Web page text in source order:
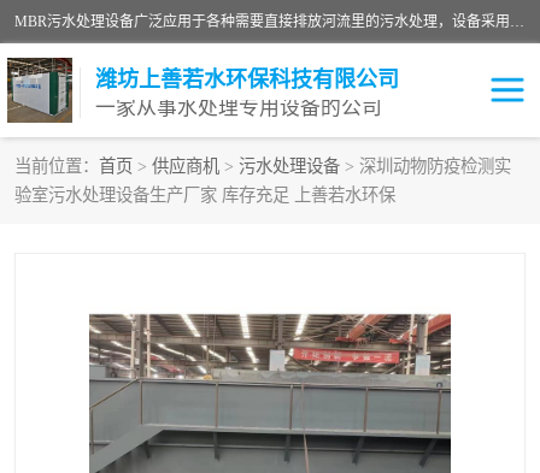
MBR污水处理设备广泛应用于各种需要直接排放河流里的污水处理，设备采用膜生物反应器（Membrane Bioreactor,简称MBR〕技术，取代了传统工艺中的二沉池，它可以*地进行固液分离，得到直接使用的稳定中水，又可在生物池内维持高浓度的微生物量，工艺剩余污泥少，极有效地去除氨氮，出水悬浮物和浊度接近于零，出水中细菌和病毒被大幅度去除，能耗低，占地面积小。
潍坊上善若水环保科技有限公司
一家从事水处理专用设备的公司
当前位置： 首页 > 供应商机 > 污水处理设备 > 深圳动物防疫检测实
验室污水处理设备生产厂家 库存充足 上善若水环保
污水处理设备 医院污水处理设备
洗涤污水处理设备 实验室污水处理设备
诊所门诊污水处理设备 臭氧消毒设备
养殖污水处理设备 屠宰污水处理设备